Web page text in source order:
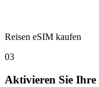
Reisen eSIM kaufen
03
Aktivieren Sie Ihre